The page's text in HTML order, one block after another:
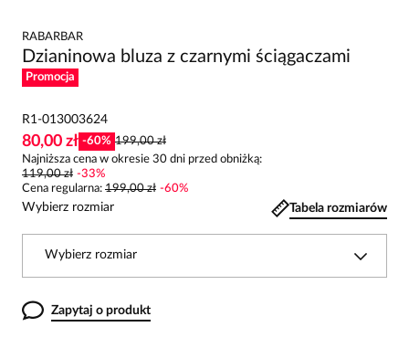
RABARBAR
Dzianinowa bluza z czarnymi ściągaczami
Promocja
R1-013003624
80,00 zł -60% 199,00 zł
Najniższa cena w okresie 30 dni przed obniżką:
119,00 zł -33%
Cena regularna: 199,00 zł -60%
Wybierz rozmiar Tabela rozmiarów
Wybierz rozmiar
Zapytaj o produkt